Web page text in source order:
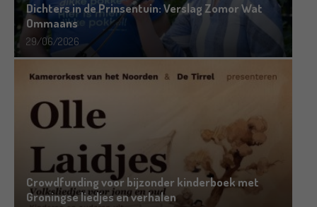
Dichters in de Prinsentuin: Verslag Zomor Wat
Ommaans
29/06/2026
Crowdfunding voor bijzonder kinderboek met
Groningse liedjes en verhalen